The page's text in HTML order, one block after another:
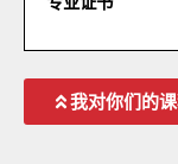
我对你们的